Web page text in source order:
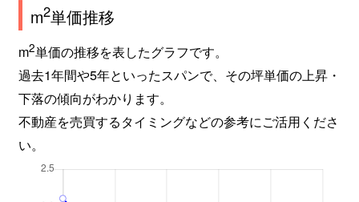
m2単価推移
m2単価の推移を表したグラフです。
過去1年間や5年といったスパンで、その坪単価の上昇・
下落の傾向がわかります。
不動産を売買するタイミングなどの参考にご活用くださ
い。